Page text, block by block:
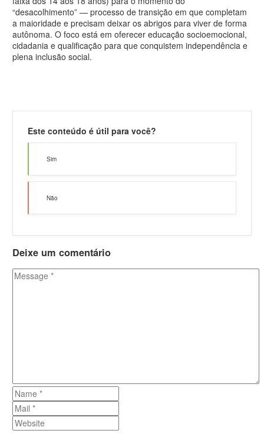
“desacolhimento” — processo de transição em que completam
a maioridade e precisam deixar os abrigos para viver de forma
autônoma. O foco está em oferecer educação socioemocional,
cidadania e qualificação para que conquistem independência e
plena inclusão social.
Este conteúdo é útil para você?
Sim
Não
Deixe um comentário